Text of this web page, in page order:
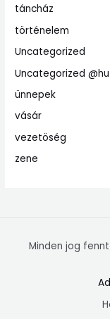
táncház
történelem
Uncategorized
Uncategorized @hu
ünnepek
vásár
vezetöség
zene
Minden jog